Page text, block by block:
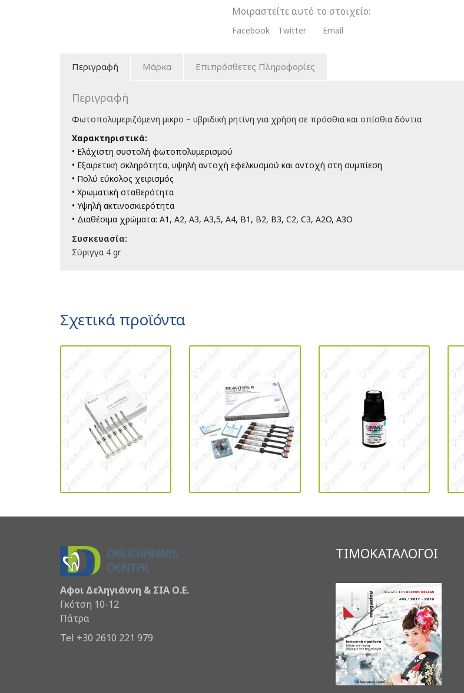
Σύριγγα
gr
Μοιραστείτε αυτό το στοιχείο:
Facebook Twitter Email
Περιγραφή Μάρκα Επιπρόσθετες Πληροφορίες
Περιγραφή
Φωτοπολυμεριζόμενη μικρο – υβριδική ρητίνη για χρήση σε πρόσθια και οπίσθια δόντια
Χαρακτηριστικά:
• Ελάχιστη συστολή φωτοπολυμερισμού
• Εξαιρετική σκληρότητα, υψηλή αντοχή εφελκυσμού και αντοχή στη συμπίεση
• Πολύ εύκολος χειρισμός
• Χρωματική σταθερότητα
• Υψηλή ακτινοσκιερότητα
• Διαθέσιμα χρώματα: Α1, Α2, Α3, Α3,5, Α4, Β1, Β2, Β3, C2, C3, A2O, A3O
Συσκευασία:
Σύριγγα 4 gr
Σχετικά προϊόντα
Αφοι Δεληγιάννη & ΣΙΑ Ο.Ε.
Γκότση 10-12
Πάτρα
Tel +30 2610 221 979
ΤΙΜΟΚΑΤΑΛΟΓΟΙ